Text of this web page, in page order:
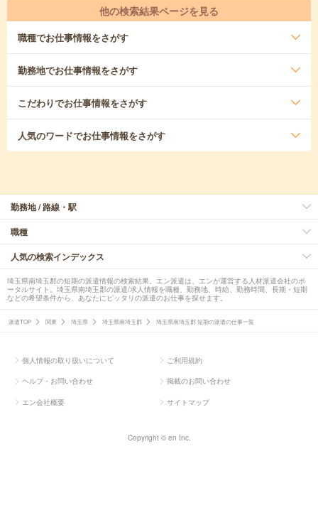
他の検索結果ページを見る
職種でお仕事情報をさがす
勤務地でお仕事情報をさがす
こだわりでお仕事情報をさがす
人気のワードでお仕事情報をさがす
勤務地 / 路線・駅
職種
人気の検索インデックス
埼玉県南埼玉郡の短期の派遣情報の検索結果。エン派遣は、エンが運営する人材派遣会社のポ
ータルサイト。埼玉県南埼玉郡の派遣/求人情報を職種、勤務地、時給、勤務時間、長期・短期
などの希望条件から、あなたにピッタリの派遣のお仕事を探せます。
派遣TOP 関東 埼玉県 埼玉県南埼玉郡 埼玉県南埼玉郡 短期の派遣の仕事一覧
個人情報の取り扱いについて ご利用規約
ヘルプ・お問い合わせ 掲載のお問い合わせ
エン会社概要 サイトマップ
Copyright © en Inc.